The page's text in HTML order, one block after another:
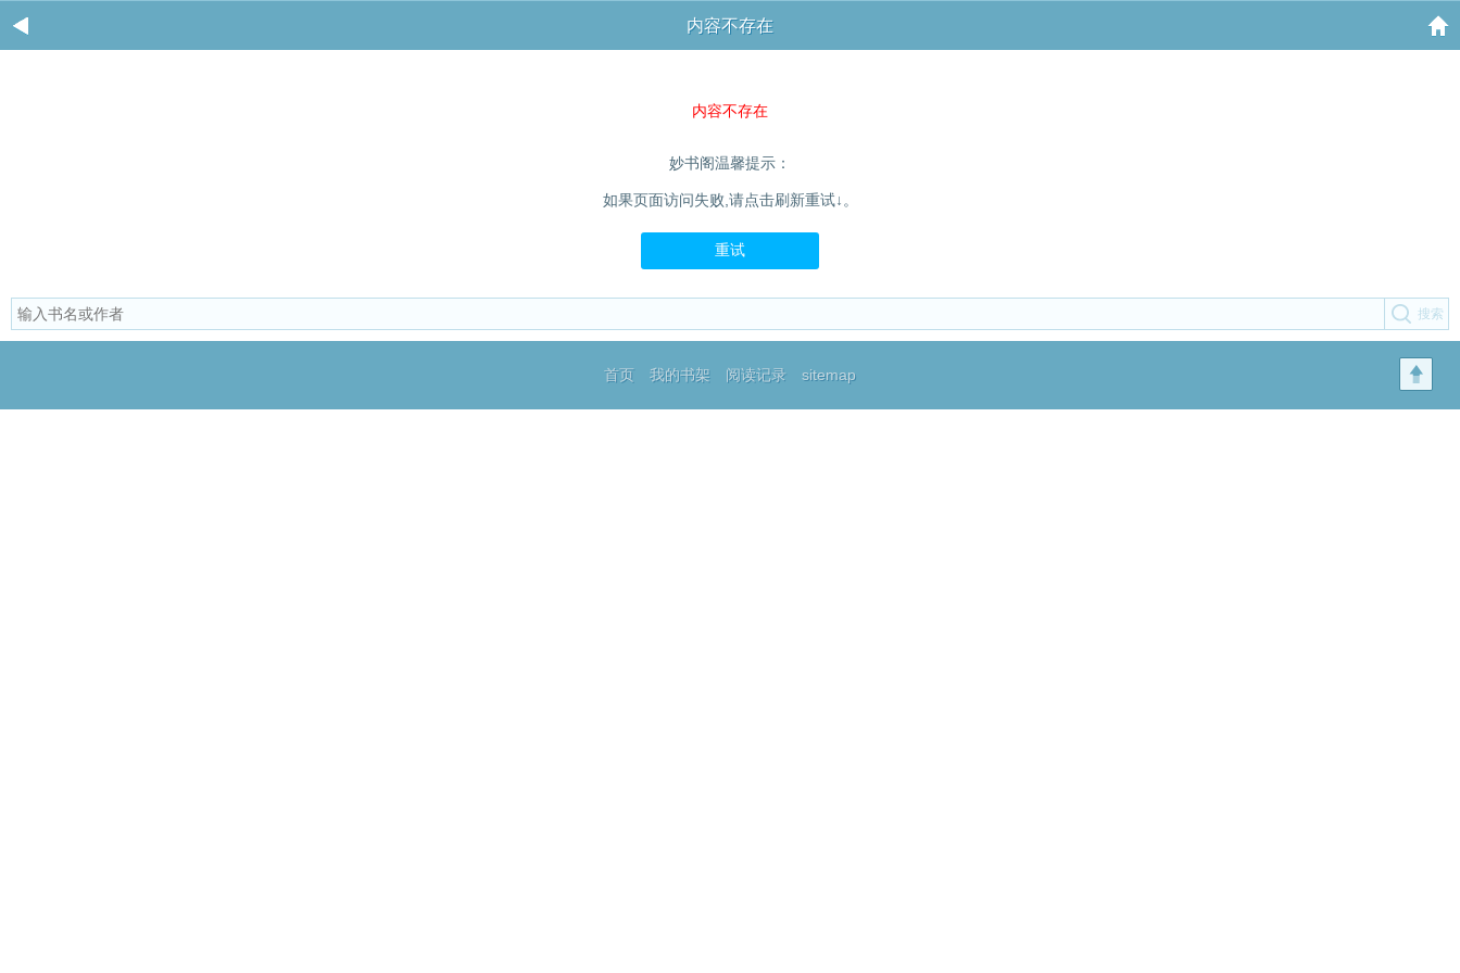
内容不存在
内容不存在
妙书阁温馨提示：
如果页面访问失败,请点击刷新重试↓。
重试
首页 我的书架 阅读记录 sitemap